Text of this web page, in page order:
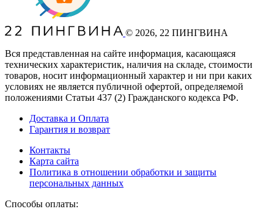
© 2026, 22 ПИНГВИНА
Вся представленная на сайте информация, касающаяся
технических характеристик, наличия на складе, стоимости
товаров, носит информационный характер и ни при каких
условиях не является публичной офертой, определяемой
положениями Статьи 437 (2) Гражданского кодекса РФ.
Доставка и Оплата
Гарантия и возврат
Контакты
Карта сайта
Политика в отношении обработки и защиты
персональных данных
Способы оплаты: